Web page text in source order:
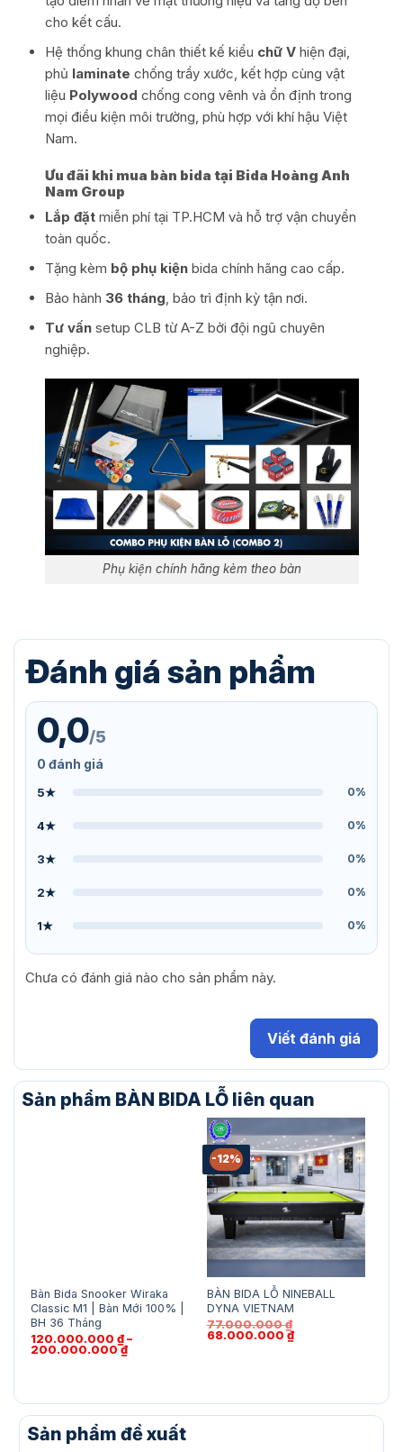
cho kết cấu.
Hệ thống khung chân thiết kế kiểu chữ Vhiện đại,
phủ laminate chống trầy xước, kết hợp cùng vật
liệu Polywood chống cong vênh và ổn định trong
mọi điều kiện môi trường, phù hợp với khí hậu Việt
Nam.
Ưu đãi khi mua bàn bida tại Bida Hoàng Anh
Nam Group
Lắp đặt miễn phí tại TP.HCM và hỗ trợ vận chuyển
toàn quốc.
Tặng kèm bộ phụ kiệnbida chính hãng cao cấp.
Bảo hành 36 tháng, bảo trì định kỳ tận nơi.
Tư vấnsetup CLB từ A-Z bởi đội ngũ chuyên
nghiệp.
Phụ kiện chính hãng kèm theo bàn
Đánh giá sản phẩm
0,0/5
0 đánh giá
5★ 0%
4★ 0%
3★ 0%
2★ 0%
1★ 0%
Chưa có đánh giá nào cho sản phẩm này.
Viết đánh giá
Sản phẩm BÀN BIDA LỖ liên quan
Bàn Bida Snooker Wiraka
Classic M1 | Bàn Mới 100% |
BH 36 Tháng
120.000.000 ₫ –
200.000.000₫Khoảng
giá:
200.000.000 ₫
-12%
BÀN BIDA LỖ NINEBALL
DYNA VIETNAM
77.000.000₫
Giá
68.000.000₫Giá
hiện
Sản phẩm đề xuất